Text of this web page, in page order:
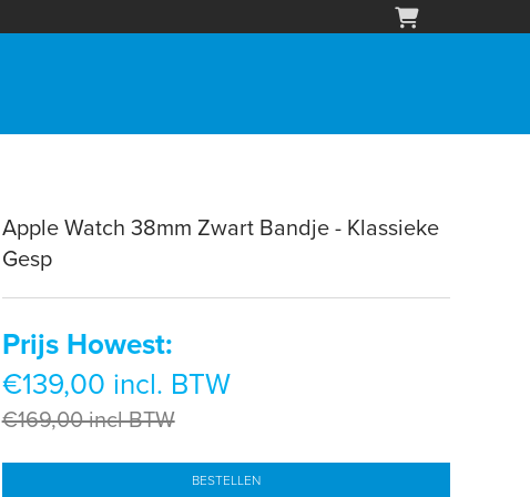
Apple Watch 38mm Zwart Bandje - Klassieke
Gesp
Prijs Howest:
€139,00 incl. BTW
€169,00 incl BTW
BESTELLEN